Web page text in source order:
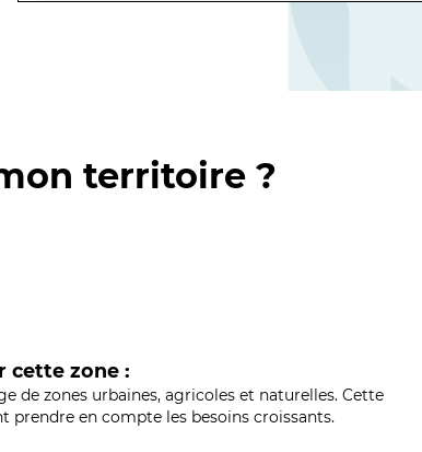
territoire ?
cette zone :
de zones urbaines, agricoles et naturelles. Cette
en compte les besoins croissants.